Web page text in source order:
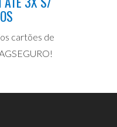
cartões de